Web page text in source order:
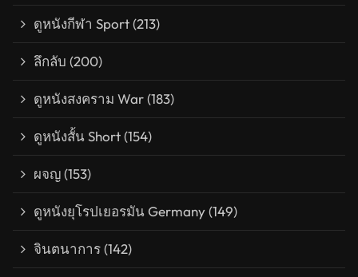
ดูหนังกีฬา Sport(213)
ลึกลับ (200)
ดูหนังสงคราม War(183)
ดูหนังสั้น Short(154)
ผจญ(153)
ดูหนังยุโรปเยอรมัน Germany(149)
จินตนาการ(142)